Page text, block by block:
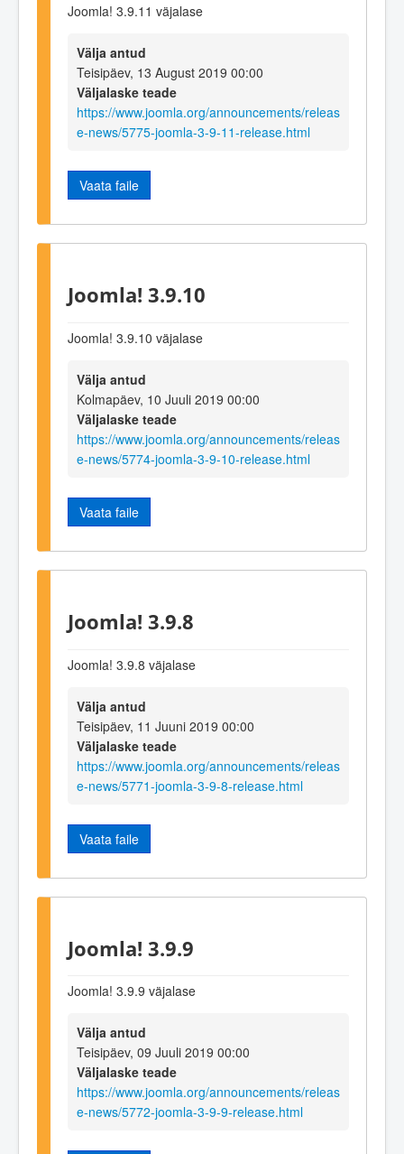
Joomla! 3.9.11 väjalase
Välja antud
Teisipäev, 13 August 2019 00:00
Väljalaske teade
https://www.joomla.org/announcements/releas
e-news/5775-joomla-3-9-11-release.html
Vaata faile
Joomla! 3.9.10
Joomla! 3.9.10 väjalase
Välja antud
Kolmapäev, 10 Juuli 2019 00:00
Väljalaske teade
https://www.joomla.org/announcements/releas
e-news/5774-joomla-3-9-10-release.html
Vaata faile
Joomla! 3.9.8
Joomla! 3.9.8 väjalase
Välja antud
Teisipäev, 11 Juuni 2019 00:00
Väljalaske teade
https://www.joomla.org/announcements/releas
e-news/5771-joomla-3-9-8-release.html
Vaata faile
Joomla! 3.9.9
Joomla! 3.9.9 väjalase
Välja antud
Teisipäev, 09 Juuli 2019 00:00
Väljalaske teade
https://www.joomla.org/announcements/releas
e-news/5772-joomla-3-9-9-release.html